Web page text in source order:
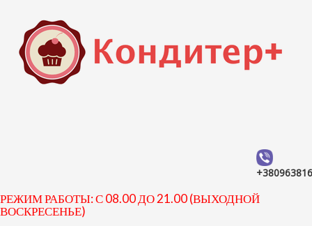
РЕЖИМ РАБОТЫ: С 08.00 ДО 21.00 (ВЫХОДНОЙ
ВОСКРЕСЕНЬЕ)